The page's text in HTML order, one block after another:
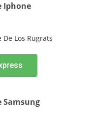
Iphone
Samsung